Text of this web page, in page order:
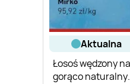
aktualna
Łosoś wędzony na
gorąco naturalny